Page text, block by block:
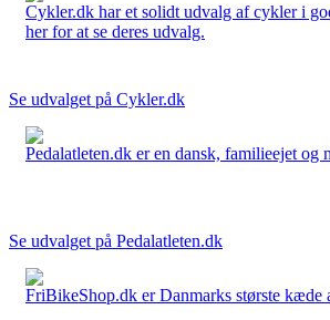
Cykler.dk har et solidt udvalg af cykler i
her for at se deres udvalg.
Se udvalget på Cykler.dk
Pedalatleten.dk er en dansk, familieejet
Se udvalget på Pedalatleten.dk
FriBikeShop.dk er Danmarks største kæde